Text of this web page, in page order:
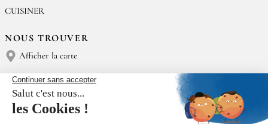
CUISINER
NOUS TROUVER
Afficher la carte
NOUS CONTACTER
Épices Rœllinger
Tél : (+33) 02 23 15 13 91